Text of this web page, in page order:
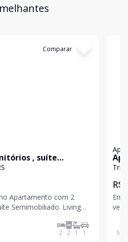
Comparar
, suíte
de garagem na
Apartamento com 2
Semimobiliado. Living
de Serviço. Vaga de
oferece Portaria 24hs,
2 2 1 1
R$
Em
50